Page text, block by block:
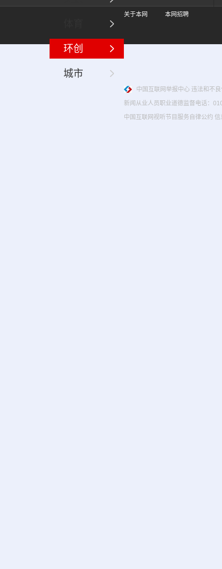
环创
城市
关于本网 本网招聘
中国互联网举报中心 违法和不
新闻从业人员职业道德监督电话：
中国互联网视听节目服务自律公约